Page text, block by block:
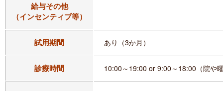
給与その他
（インセンティブ等）
試用期間 あり（3か月）
診療時間 10:00～19:00 or 9:00～18:00（院や